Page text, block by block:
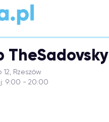
TheSadovsky
Rzeszów
9:00 - 20:00